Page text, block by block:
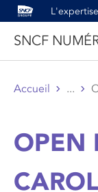
SNCF
Accueil ...
OPEN